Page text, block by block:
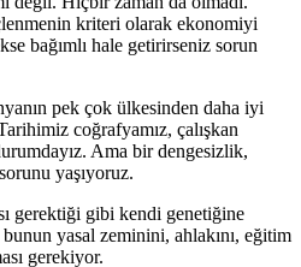
kriteri olarak ekonomiyi
bağımlı hale getirirseniz sorun
pek çok ülkesinden daha iyi
coğrafyamız, çalışkan
Ama bir dengesizlik,
yaşıyoruz.
gerektiği gibi kendi genetiğine
yasal zeminini, ahlakını, eğitim
gerekiyor.